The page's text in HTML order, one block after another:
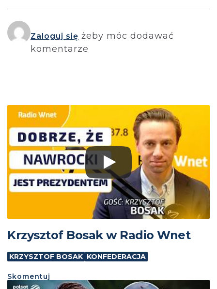
Zaloguj się żeby móc dodawać
komentarze
Krzysztof Bosak w Radio Wnet
KRZYSZTOF BOSAK KONFEDERACJA
Skomentuj